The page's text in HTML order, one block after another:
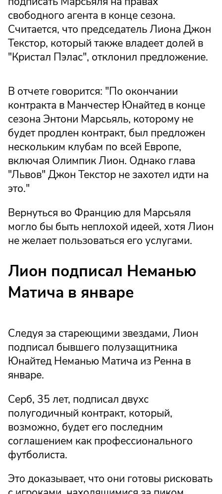
свободного агента в конце сезона.
Считается, что председатель Лиона Джон
Текстор, который также владеет долей в
"Кристал Пэлас", отклонил предложение.
В отчете говорится: "По окончании
контракта в Манчестер Юнайтед в конце
сезона Энтони Марсьяль, которому не
будет продлен контракт, был предложен
нескольким клубам по всей Европе,
включая Олимпик Лион. Однако глава
"Львов" Джон Текстор не захотел идти на
это."
Вернуться во Францию для Марсьяля
могло бы быть неплохой идеей, хотя Лион
не желает пользоваться его услугами.
Лион подписал Неманью
Матича в январе
Следуя за стареющими звездами, Лион
подписал бывшего полузащитника
Юнайтед Неманью Матича из Ренна в
январе.
Серб, 35 лет, подписал двухс
полугодичный контракт, который,
возможно, будет его последним
соглашением как профессионального
футболиста.
Это доказывает, что они готовы рисковать